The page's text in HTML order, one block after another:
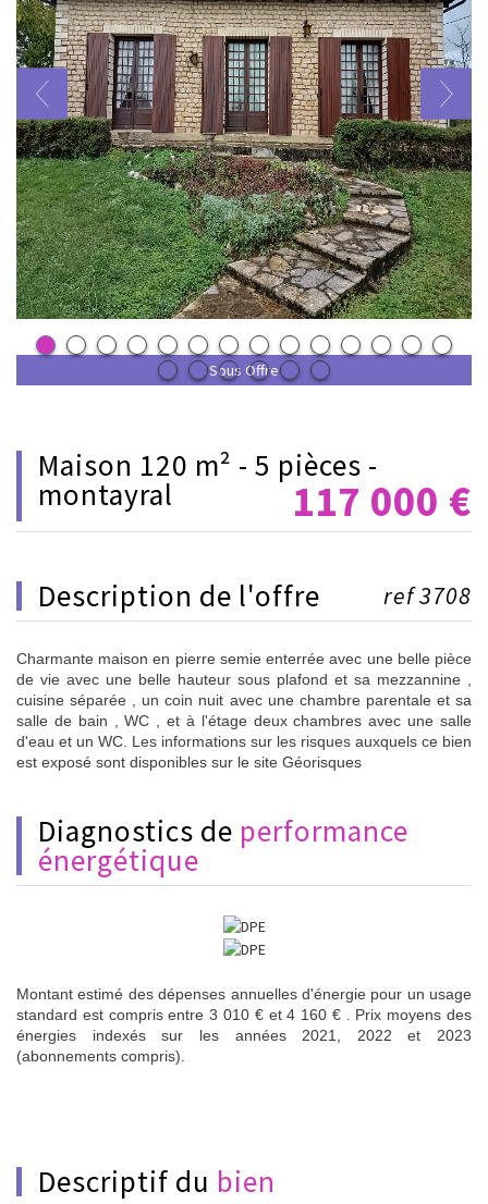
Sous Offre
maison 120 m² - 5 pièces -
montayral 117 000 €
description de l'offre ref 3708
Charmante maison en pierre semie enterrée avec une belle pièce
de vie avec une belle hauteur sous plafond et sa mezzannine ,
cuisine séparée , un coin nuit avec une chambre parentale et sa
salle de bain , WC , et à l'étage deux chambres avec une salle
d'eau et un WC. Les informations sur les risques auxquels ce bien
est exposé sont disponibles sur le site Géorisques
diagnostics de performance
énergétique
Montant estimé des dépenses annuelles d'énergie pour un usage
standard est compris entre 3 010 € et 4 160 € . Prix moyens des
énergies indexés sur les années 2021, 2022 et 2023
(abonnements compris).
descriptif du bien